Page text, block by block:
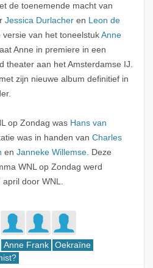
de toenemende macht van
Jessica Durlacheren Leon de
van het toneelstuk Anne
Anne in premiere in een
theater aan het Amsterdamse IJ.
zijn nieuwe album definitief in
op Zondag was Hans van
was in handen van Charles
en Janneke Willemse. Deze
WNL op Zondag werd
door WNL.
Anne Frank
Oekraïne